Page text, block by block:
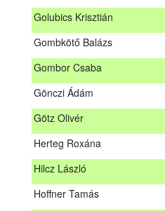
Golubics Krisztián
Gombkötő Balázs
Gombor Csaba
Gönczi Ádám
Götz Olivér
Herteg Roxána
Hilcz László
Hoffner Tamás
Gombor Csaba